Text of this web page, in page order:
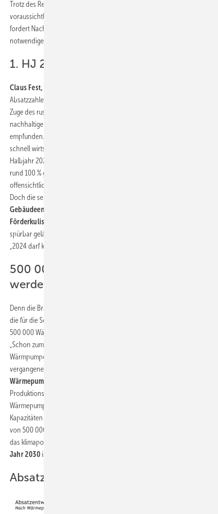
Trotz des Rekord-Jahres wird sich die gute Dynamik aber
voraussichtlich nicht fortsetzen. Der Bundesverband Wärmepumpe
fordert Nachbesserungen von der Politik beim Strompreis, um den
notwendigen Wärmpumpenhochlauf konsequent fortzuführen.
1. HJ 2023: Sprung nach oben
Claus Fest, Vorstandsvorsitzender des BWP
Absatzzahlen für das Jahr 2023 wie folgt: „Die Verbraucher haben im
Zuge des russischen Angriffskriegs auf die Ukraine eine saubere,
nachhaltige und sichere Wärmeversorgung als sehr wichtig
empfunden. Die hohen Gaspreise haben den Umstieg zudem auch
schnell wirtschaftlich gemacht. Daher ist der Absatz noch im ersten
Halbjahr 2023 sprunghaft nach oben geschnellt – mit Zuwächsen von
rund 100 % gegenüber dem Vorjahr. Die Menschen wollen
offensichtlich den Umstieg, sofern die Rahmenbedingungen stimmen.
Doch die sehr destruktive und irreführende
Gebäudeenergiegesetz
Förderkulisse
spürbar gelähmt.“ Daher warnt Fest eindringlich vor einem ‚Weiter so‘:
„2024 darf kein verschenktes Jahr für die Wärmewende werden.“
500 000 WP können erreicht
werden
Denn die Branche habe durchaus bewiesen, dass sie in der Lage sei,
die für die Sektor-Ziele im Gebäudebereich notwendigen
500 000 Wärmepumpen pro Jahr herzustellen und zu installieren:
„Schon zum zweiten Mal in Folge wächst der Absatz von
Wärmpumpen um mehr als 50 % Die Branche hat damit in den
vergangenen Jahren gezeigt, dass sie
Wärmepumpenhochlauf
Produktions- und Schulungskapazitäten investiert und sich auf den
Wärmepumpenhochlauf vorbereitet. Wenn es nur nach unseren
Kapazitäten geht, wäre das mit der Bundesregierung vereinbarte Ziel
von 500 000 Wärmepumpen schon in diesem Jahr erreichbar. Auch
das klimapolitisch notwendige
Jahr 2030ist erreichbar, das hat die Branche gezeigt“, so Fest.
Absatzrückgang im Dezember 2023